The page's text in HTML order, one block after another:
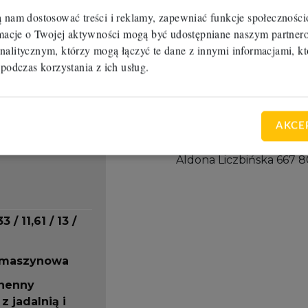
dostosować treści i reklamy, zapewniać funkcje
o Twojej aktywności mogą być udostępniane naszym
którzy mogą łączyć te dane z innymi informacjami,
korzystania z ich usług.
/ 11,61 / 13 /
z jadalnią i
Piętro to 3 sypialnie,
Bardzo dobra
1,5km do zjazdu do
Ośrodek zdrowia,
Polecam i zapraszam
Aldona Liczbińska 667